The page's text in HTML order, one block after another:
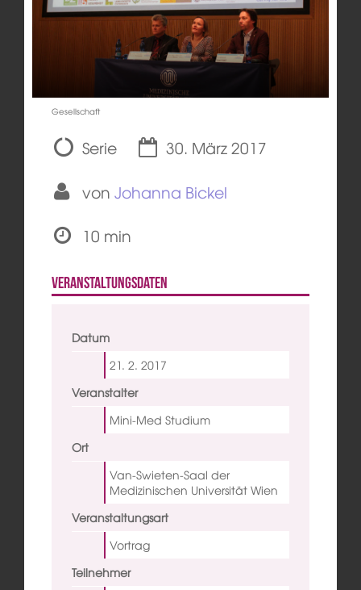
Gesellschaft
Serie
30. März 2017
von Johanna Bickel
10 min
Veranstaltungsdaten
Datum
21. 2. 2017
Veranstalter
Mini-Med Studium
Ort
Van-Swieten-Saal der
Medizinischen Universität Wien
Veranstaltungsart
Vortrag
Teilnehmer